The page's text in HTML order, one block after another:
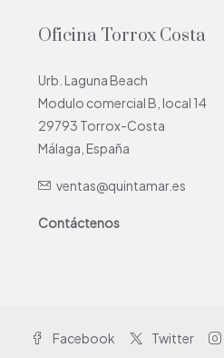
Oficina Torrox Costa
Urb. Laguna Beach
Modulo comercial B, local 14
29793 Torrox-Costa
Málaga, España
ventas@quintamar.es
Contáctenos
Facebook Twitter